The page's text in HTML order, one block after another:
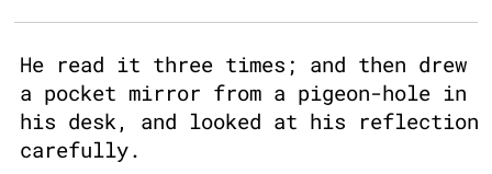
He read it three times; and then drew
a pocket mirror from a pigeon-hole in
his desk, and looked at his reflection
carefully.